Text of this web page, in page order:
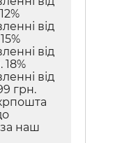
від
від
від
грн.
за наш